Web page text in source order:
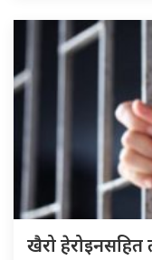
खैरो हेरोइनसहित